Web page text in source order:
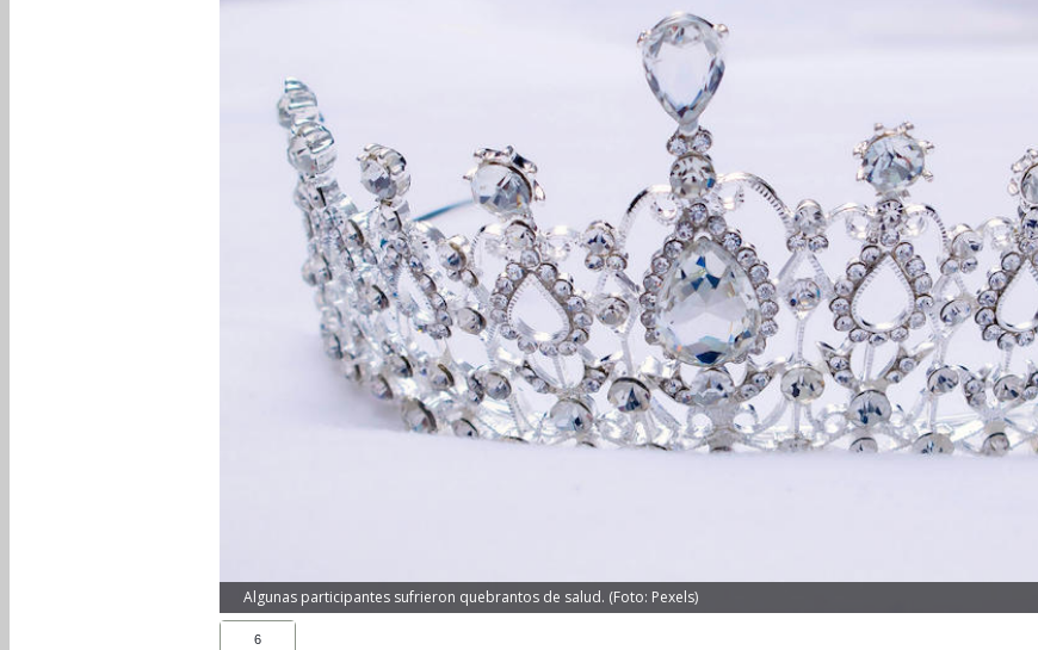
Algunas participantes sufrieron quebrantos de salud. (Foto: Pexels)
6